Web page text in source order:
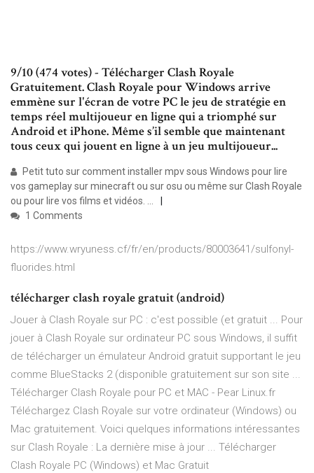
9/10 (474 votes) - Télécharger Clash Royale
Gratuitement. Clash Royale pour Windows arrive
emmène sur l'écran de votre PC le jeu de stratégie en
temps réel multijoueur en ligne qui a triomphé sur
Android et iPhone. Même s’il semble que maintenant
tous ceux qui jouent en ligne à un jeu multijoueur...
Petit tuto sur comment installer mpv sous Windows pour lire
vos gameplay sur minecraft ou sur osu ou même sur Clash Royale
ou pour lire vos films et vidéos. ...
1 Comments
https://www.wryuness.cf/fr/en/products/80003641/sulfonyl-
fluorides.html
télécharger clash royale gratuit (android)
Jouer à Clash Royale sur PC : c'est possible (et gratuit ... Pour
jouer à Clash Royale sur ordinateur PC sous Windows, il suffit
de télécharger un émulateur Android gratuit supportant le jeu
comme BlueStacks 2 (disponible gratuitement sur son site ...
Télécharger Clash Royale pour PC et MAC - Pear Linux.fr
Téléchargez Clash Royale sur votre ordinateur (Windows) ou
Mac gratuitement. Voici quelques informations intéressantes
sur Clash Royale : La dernière mise à jour ... Télécharger
Clash Royale PC (Windows) et Mac Gratuit